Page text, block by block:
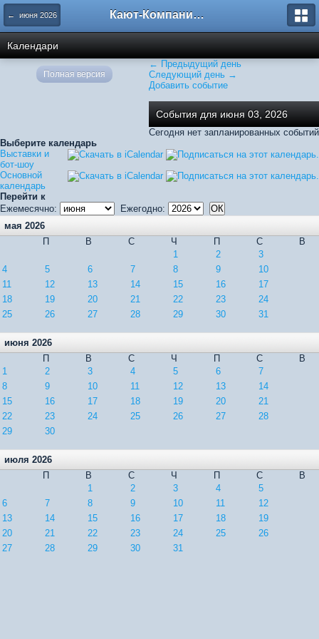
← июня 2026 Кают-Компания "Катера и Яхты"
Календари
← Предыдущий день
Следующий день →
Добавить событие
События для июня 03, 2026
Сегодня нет запланированных событий
Выберите календарь
Выставки и
бот-шоу
Основной
календарь
Перейти к
Ежемесячно:
Ежегодно:
мая 2026
П
В С Ч П С
В
1
2
3
4
5 6 7 8 9
10
11
12 13 14 15 16
17
18
19 20 21 22 23
24
25
26 27 28 29 30 31
июня 2026
П
В С Ч П С
В
1
2 3 4 5 6
7
8
9 10 11 12 13
14
15
16 17 18 19 20
21
22
23 24 25 26 27
28
29
30
июля 2026
П
В С Ч П С
В
1
2 3 4
5
6
7 8 9 10 11
12
13
14 15 16 17 18
19
20
21 22 23 24 25
26
27
28 29 30 31
Полная версия